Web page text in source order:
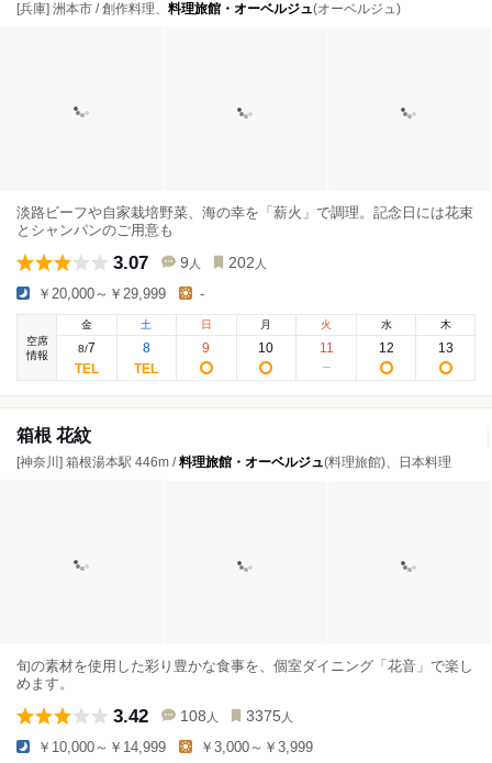
[兵庫] 洲本市 / 創作料理、 料理旅館・オーベルジュ(オーベルジュ)
淡路ビーフや自家栽培野菜、海の幸を「薪火」で調理。記念日には花束
とシャンパンのご用意も
3.07 9 人 202 人
￥20,000～￥29,999 -
空席
情報
金
8/7
土
8
日
9
月
10
火
11
水
12
木
13
箱根 花紋
[神奈川] 箱根湯本駅 446m /料理旅館・オーベルジュ(料理旅館)、日本料理
旬の素材を使用した彩り豊かな食事を、個室ダイニング「花音」で楽し
めます。
3.42 108 人 3375 人
￥10,000～￥14,999 ￥3,000～￥3,999